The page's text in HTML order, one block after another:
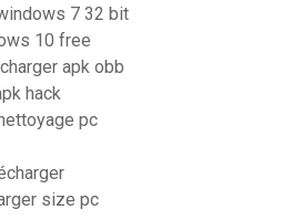
7 32 bit
10 free
apk obb
hack
pc
size pc